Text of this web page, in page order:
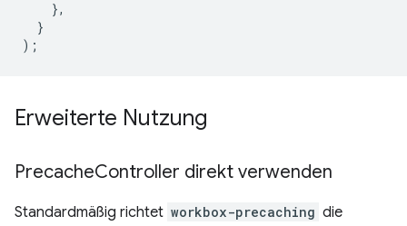
},
}
);
Erweiterte Nutzung
PrecacheController direkt verwenden
Standardmäßig richtet workbox-precaching die